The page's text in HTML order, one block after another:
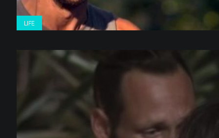
LIFE